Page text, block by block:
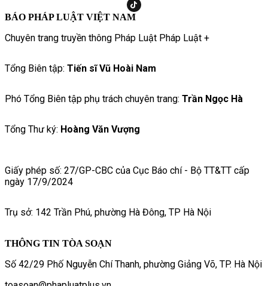
BÁO PHÁP LUẬT VIỆT NAM
Chuyên trang truyền thông Pháp Luật Pháp Luật +
Tổng Biên tập: Tiến sĩ Vũ Hoài Nam
Phó Tổng Biên tập phụ trách chuyên trang: Trần Ngọc Hà
Tổng Thư ký: Hoàng Văn Vượng
Giấy phép số: 27/GP-CBC của Cục Báo chí - Bộ TT&TT cấp
ngày 17/9/2024
Trụ sở: 142 Trần Phú, phường Hà Đông, TP Hà Nội
THÔNG TIN TÒA SOẠN
Số 42/29 Phố Nguyễn Chí Thanh, phường Giảng Võ, TP. Hà Nội